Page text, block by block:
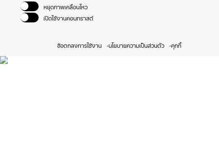
หยุดภาพเคลื่อนไหว
เปิดใช้งานคอนทราสต์
ข้อตกลงการใช้งาน นโยบายความเป็นส่วนตัว คุกกี้